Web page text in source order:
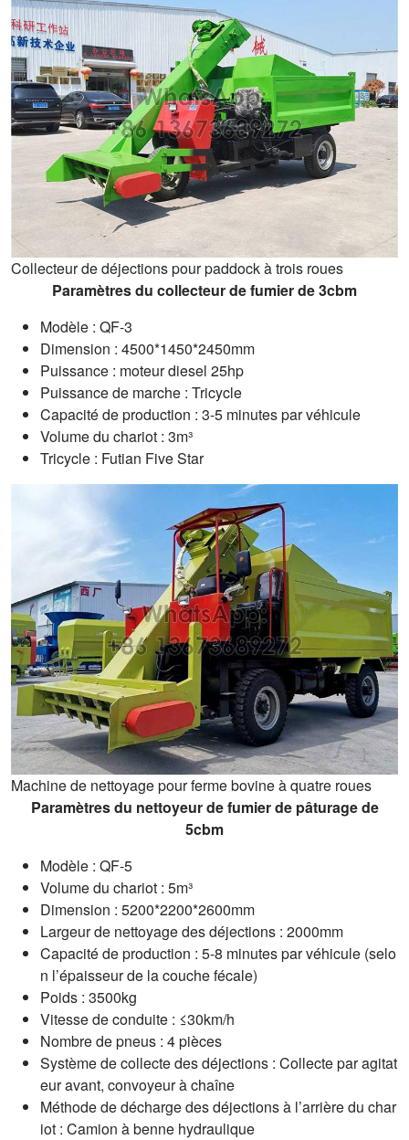
Collecteur de déjections pour paddock à trois roues
Paramètres du collecteur de fumier de 3cbm
Modèle : QF-3
Dimension : 4500*1450*2450mm
Puissance : moteur diesel 25hp
Puissance de marche : Tricycle
Capacité de production : 3-5 minutes par véhicule
Volume du chariot : 3m³
Tricycle : Futian Five Star
Machine de nettoyage pour ferme bovine à quatre roues
Paramètres du nettoyeur de fumier de pâturage de
5cbm
Modèle : QF-5
Volume du chariot : 5m³
Dimension : 5200*2200*2600mm
Largeur de nettoyage des déjections : 2000mm
Capacité de production : 5-8 minutes par véhicule (selo
n l’épaisseur de la couche fécale)
Poids : 3500kg
Vitesse de conduite : ≤30km/h
Nombre de pneus : 4 pièces
Système de collecte des déjections : Collecte par agitat
eur avant, convoyeur à chaîne
Méthode de décharge des déjections à l’arrière du char
iot : Camion à benne hydraulique